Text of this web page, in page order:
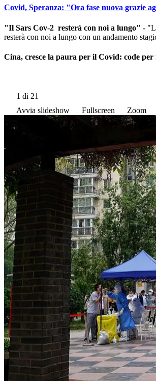
Covid, Speranza: "Ora fase nuova grazie
"Il Sars Cov-2 resterà con noi a lungo" -
resterà con noi a lungo con un andamento
Cina, cresce la paura per il Covid: code
1 di 21
Avvia slideshow
Fullscreen Zoom